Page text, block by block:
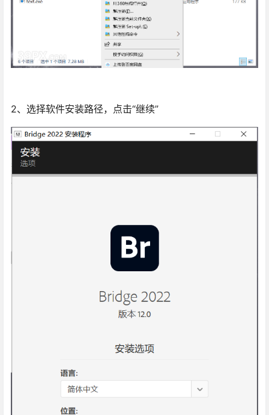
2、选择软件安装路径，点击“继续”